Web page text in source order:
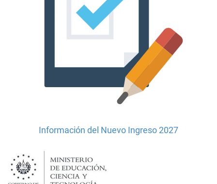
Información del Nuevo Ingreso 2027